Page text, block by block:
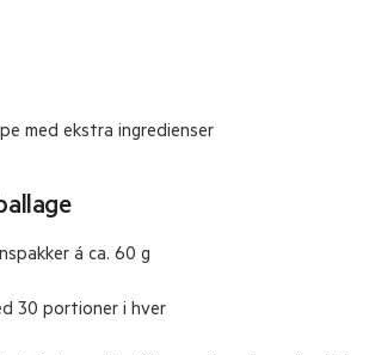
med ekstra ingredienser
á ca. 60 g
30 portioner i hver